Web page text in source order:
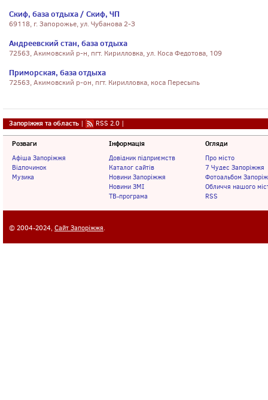
Скиф, база отдыха / Скиф, ЧП
69118, г. Запорожье, ул. Чубанова 2-З
Андреевский стан, база отдыха
72563, Акимовский р-н, пгт. Кирилловка, ул. Коса Федотова, 109
Приморская, база отдыха
72563, Акимовский р-он, пгт. Кирилловка, коса Пересыпь
Запоріжжя та область | RSS 2.0 |
Розваги
Афіша Запоріжжя
Відпочинок
Музика
Інформація
Довідник підприємств
Каталог сайтів
Новини Запоріжжя
Новини ЗМІ
ТВ-програма
Огляди
Про місто
7 Чудес Запоріжжя
Фотоальбом
Обличчя нашого
RSS
© 2004-2024, Сайт Запоріжжя.